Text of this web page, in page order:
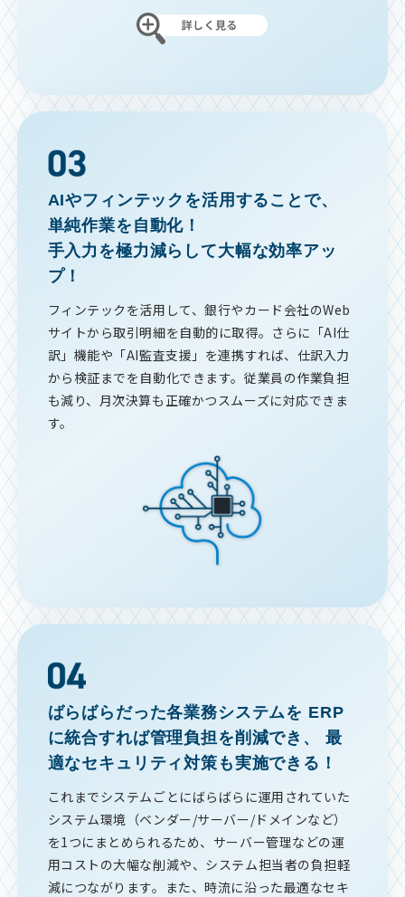
AIやフィンテックを活用することで、
単純作業を自動化！
手入力を極力減らして大幅な効率アッ
プ！
フィンテックを活用して、銀行やカード会社のWeb
サイトから取引明細を自動的に取得。さらに「AI仕
訳」機能や「AI監査支援」を連携すれば、仕訳入力
から検証までを自動化できます。従業員の作業負担
も減り、月次決算も正確かつスムーズに対応できま
す。
ばらばらだった各業務システムを ERP
に統合すれば管理負担を削減でき、
最
適なセキュリティ対策も実施できる！
これまでシステムごとにばらばらに運用されていた
システム環境（ベンダー/サーバー/ドメインなど）
を1つにまとめられるため、サーバー管理などの運
用コストの大幅な削減や、システム担当者の負担軽
減につながります。また、時流に沿った最適なセキ